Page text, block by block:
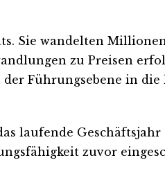
Sie wandelten
zu Preisen
Führungsebene in
laufende
zuvor